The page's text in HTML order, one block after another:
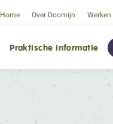
Home Over Doomijn Werken
Praktische informatie